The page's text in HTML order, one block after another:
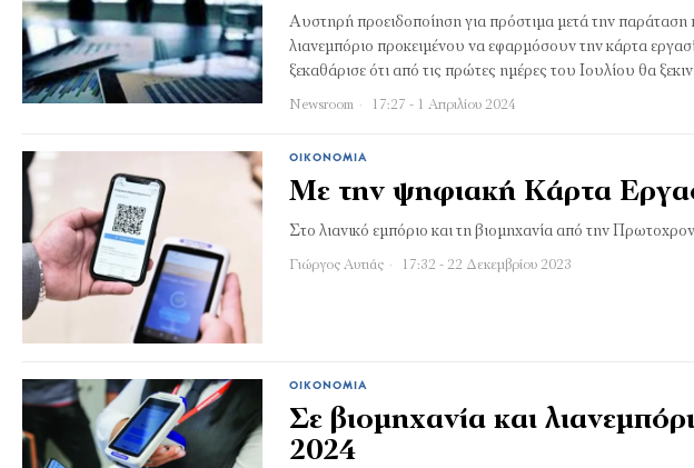
Αυστηρή προειδοποίηση για πρόστιμα μετά την παράταση
λιανεμπόριο προκειμένου να εφαρμόσουν την κάρτα
ξεκαθάρισε ότι από τις πρώτες ημέρες του Ιουλίου θα
Newsroom 17:27 - 1 Απριλίου 2024
ΟΙΚΟΝΟΜΊΑ
Με την ψηφιακή Κάρτα
Στο λιανικό εμπόριο και τη βιομηχανία από την
Γιώργος Αυτιάς 17:32 - 22 Δεκεμβρίου 2023
ΟΙΚΟΝΟΜΊΑ
Σε βιομηχανία και
2024